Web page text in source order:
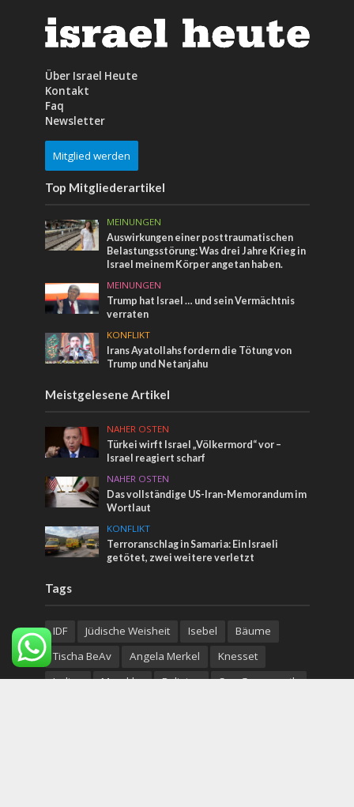
Über Israel Heute
Kontakt
Faq
Newsletter
Mitglied werden
Top Mitgliederartikel
MEINUNGEN
Auswirkungen einer posttraumatischen
Belastungsstörung: Was drei Jahre Krieg in
Israel meinem Körper angetan haben.
MEINUNGEN
Trump hat Israel … und sein Vermächtnis
verraten
KONFLIKT
Irans Ayatollahs fordern die Tötung von
Trump und Netanjahu
Meistgelesene Artikel
NAHER OSTEN
Türkei wirft Israel „Völkermord“ vor –
Israel reagiert scharf
NAHER OSTEN
Das vollständige US-Iran-Memorandum im
Wortlaut
KONFLIKT
Terroranschlag in Samaria: Ein Israeli
getötet, zwei weitere verletzt
Tags
IDF Jüdische Weisheit Isebel
Bäume
Tischa BeAv
Angela Merkel
Knesset
Indien
Marokko Religion
See Genezareth